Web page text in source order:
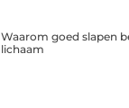
Waarom goed slapen
lichaam